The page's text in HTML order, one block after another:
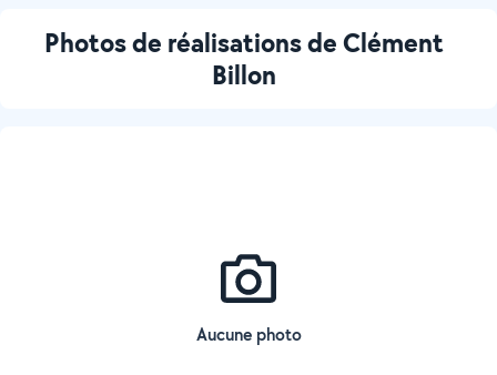
Photos de réalisations de Clément
Billon
Aucune photo